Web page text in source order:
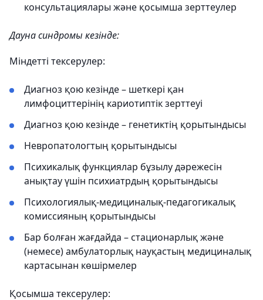
консультациялары және қосымша зерттеулер
Дауна синдромы кезінде:
Міндетті тексерулер:
Диагноз қою кезінде – шеткері қан
лимфоциттерінің кариотиптік зерттеуі
Диагноз қою кезінде – генетиктің қорытындысы
Невропатологтың қорытындысы
Психикалық функциялар бұзылу дәрежесін
анықтау үшін психиатрдың қорытындысы
Психологиялық-медициналық-педагогикалық
комиссияның қорытындысы
Бар болған жағдайда – стационарлық және
(немесе) амбулаторлық науқастың медициналық
картасынан көшірмелер
Қосымша тексерулер: